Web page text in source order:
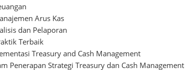
Arus Kas
dan Pelaporan
Terbaik
Treasury and Cash Management
Penerapan Strategi Treasury dan Cash Management